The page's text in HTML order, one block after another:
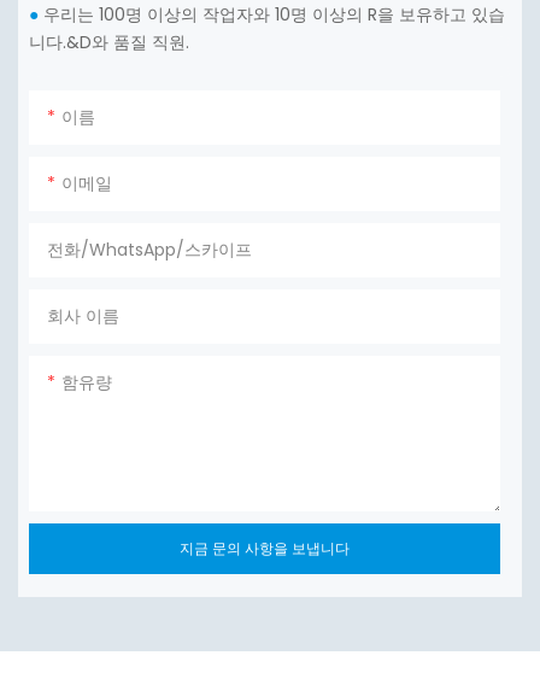
● 우리는 100명 이상의 작업자와 10명 이상의 R을 보유하고 있습
니다.&D와 품질 직원.
이름
이메일
전화/WhatsApp/스카이프
회사 이름
함유량
지금 문의 사항을 보냅니다